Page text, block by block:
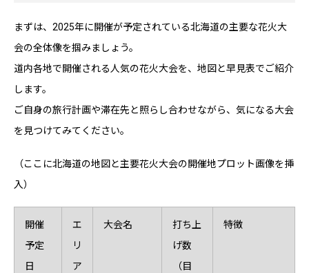
まずは、2025年に開催が予定されている北海道の主要な花火大
会の全体像を掴みましょう。
道内各地で開催される人気の花火大会を、地図と早見表でご紹介
します。
ご自身の旅行計画や滞在先と照らし合わせながら、気になる大会
を見つけてみてください。
（ここに北海道の地図と主要花火大会の開催地プロット画像を挿
入）
開催
予定
日
エ
リ
ア
大会名
打ち上
げ数
（目
特徴